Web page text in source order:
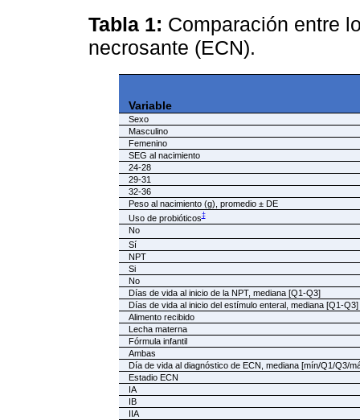
Tabla 1: Comparación entre
necrosante (ECN).
Variable
Sexo
Masculino
Femenino
SEG al nacimiento
24-28
29-31
32-36
Peso al nacimiento (g), promedio ± DE
Uso de probióticos‡
No
Sí
NPT
Si
No
Días de vida al inicio de la NPT, mediana [Q1-Q3]
Días de vida al inicio del estímulo enteral, mediana [Q1-Q3]
Alimento recibido
Lecha materna
Fórmula infantil
Ambas
Día de vida al diagnóstico de ECN, mediana [mín/Q1/Q3/
Estadio ECN
IA
IB
IIA